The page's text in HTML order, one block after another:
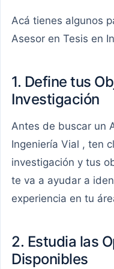
Acá tienes algunos
Asesor en Tesis en
1. Define tus
Investigación
Antes de buscar un
Ingeniería Vial , ten
investigación y tus
te va a ayudar a
experiencia en tu
2. Estudia las
Disponibles